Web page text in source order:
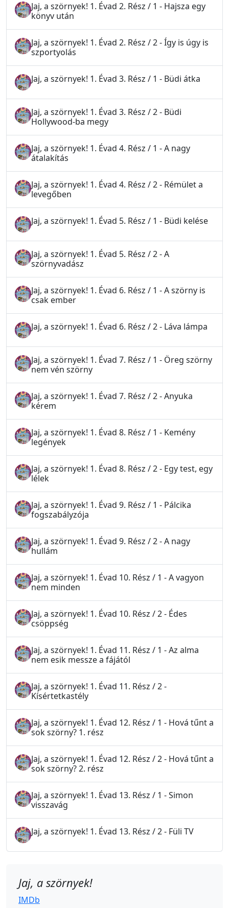
Jaj, a szörnyek! 1. Évad 2. Rész / 1 - Hajsza egy
könyv után
Jaj, a szörnyek! 1. Évad 2. Rész / 2 - Így is úgy is
szportyolás
Jaj, a szörnyek! 1. Évad 3. Rész / 1 - Büdi átka
Jaj, a szörnyek! 1. Évad 3. Rész / 2 - Büdi
Hollywood-ba megy
Jaj, a szörnyek! 1. Évad 4. Rész / 1 - A nagy
átalakítás
Jaj, a szörnyek! 1. Évad 4. Rész / 2 - Rémület a
levegőben
Jaj, a szörnyek! 1. Évad 5. Rész / 1 - Büdi kelése
Jaj, a szörnyek! 1. Évad 5. Rész / 2 - A
szörnyvadász
Jaj, a szörnyek! 1. Évad 6. Rész / 1 - A szörny is
csak ember
Jaj, a szörnyek! 1. Évad 6. Rész / 2 - Láva lámpa
Jaj, a szörnyek! 1. Évad 7. Rész / 1 - Öreg szörny
nem vén szörny
Jaj, a szörnyek! 1. Évad 7. Rész / 2 - Anyuka
kérem
Jaj, a szörnyek! 1. Évad 8. Rész / 1 - Kemény
legények
Jaj, a szörnyek! 1. Évad 8. Rész / 2 - Egy test, egy
lélek
Jaj, a szörnyek! 1. Évad 9. Rész / 1 - Pálcika
fogszabályzója
Jaj, a szörnyek! 1. Évad 9. Rész / 2 - A nagy
hullám
Jaj, a szörnyek! 1. Évad 10. Rész / 1 - A vagyon
nem minden
Jaj, a szörnyek! 1. Évad 10. Rész / 2 - Édes
csöppség
Jaj, a szörnyek! 1. Évad 11. Rész / 1 - Az alma
nem esik messze a fájától
Jaj, a szörnyek! 1. Évad 11. Rész / 2 -
Kísértetkastély
Jaj, a szörnyek! 1. Évad 12. Rész / 1 - Hová tűnt a
sok szörny? 1. rész
Jaj, a szörnyek! 1. Évad 12. Rész / 2 - Hová tűnt a
sok szörny? 2. rész
Jaj, a szörnyek! 1. Évad 13. Rész / 1 - Simon
visszavág
Jaj, a szörnyek! 1. Évad 13. Rész / 2 - Füli TV
Jaj, a szörnyek!
IMDb